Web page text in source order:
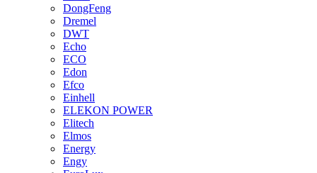
DongFeng
Dremel
DWT
Echo
ECO
Edon
Efco
Einhell
ELEKON POWER
Elitech
Elmos
Energy
Engy